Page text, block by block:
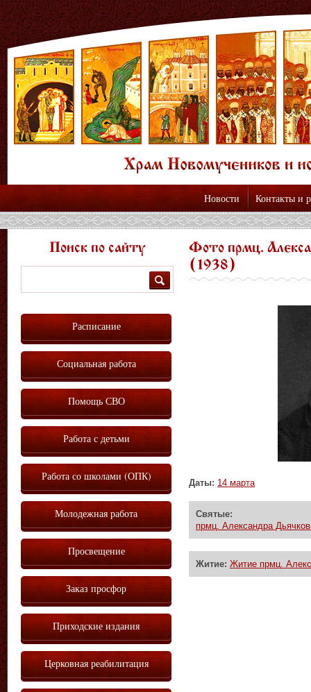
Новости Контакты и
Фото прмц.
(1938)
Даты: 14 марта
Святые:
прмц. Александра
Житие: Житие прмц.
Поиск по сайту
Расписание
Социальная работа
Помощь СВО
Работа с детьми
Работа со школами (ОПК)
Молодежная работа
Просвещение
Заказ просфор
Приходские издания
Церковная реабилитация